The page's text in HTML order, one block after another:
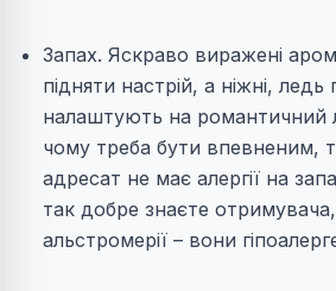
Запах. Яскраво виражені
підняти настрій, а ніжні, ледь
налаштують на романтичний
чому треба бути впевненим,
адресат не має алергії на
так добре знаєте
альстромерії – вони